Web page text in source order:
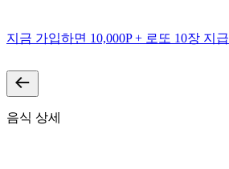
지금 가입하면 10,000P + 로또 10장 지급
음식 상세